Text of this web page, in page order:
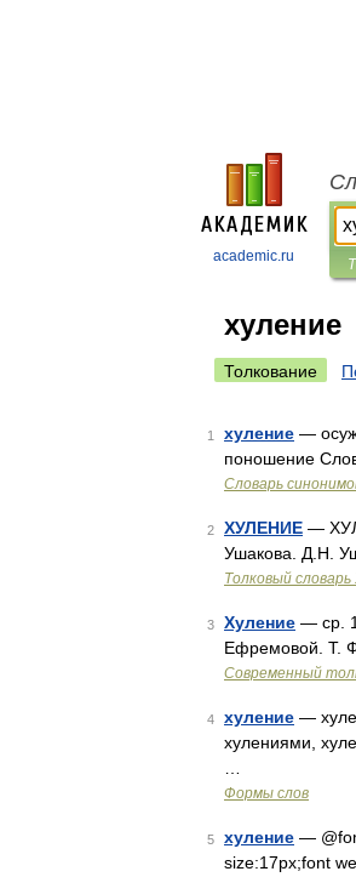
academic.ru
хуление
Толкование
1 хуление —
поношение
Словарь
2 ХУЛЕНИЕ —
Ушакова. Д.Н.
Толковый
3 Хуление — ср.
Ефремовой. Т.
Современный
4 хуление —
хулениями,
Формы слов
5 хуление —
size:17px;font